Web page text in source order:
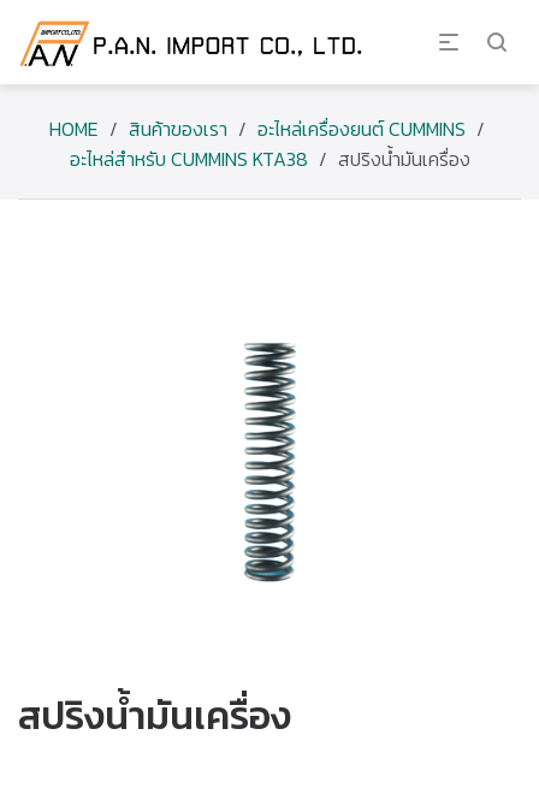
HOME / สินค้าของเรา / อะไหล่เครื่องยนต์ CUMMINS /
อะไหล่สำหรับ CUMMINS KTA38 / สปริงน้ำมันเครื่อง
สปริงน้ำมันเครื่อง